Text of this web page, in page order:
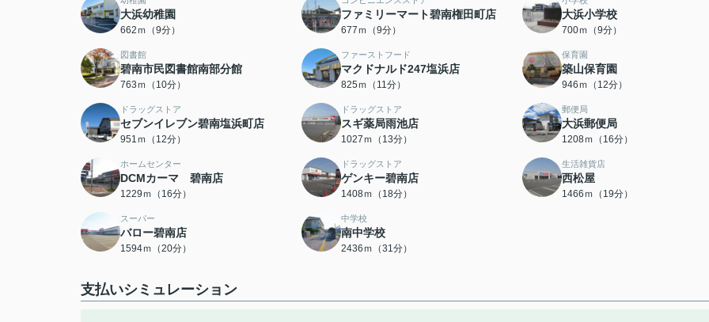
大浜幼稚園
662ｍ（9分）
ファミリーマート碧南権田町店
677ｍ（9分）
大浜小学校
700ｍ（9分）
図書館
碧南市民図書館南部分館
763ｍ（10分）
ファーストフード
マクドナルド247塩浜店
825ｍ（11分）
保育園
築山保育園
946ｍ（12分）
ドラッグストア
セブンイレブン碧南塩浜町店
951ｍ（12分）
ドラッグストア
スギ薬局雨池店
1027ｍ（13分）
郵便局
大浜郵便局
1208ｍ（16分）
ホームセンター
DCMカーマ 碧南店
1229ｍ（16分）
ドラッグストア
ゲンキー碧南店
1408ｍ（18分）
生活雑貨店
西松屋
1466ｍ（19分）
スーパー
バロー碧南店
1594ｍ（20分）
中学校
南中学校
2436ｍ（31分）
支払いシミュレーション